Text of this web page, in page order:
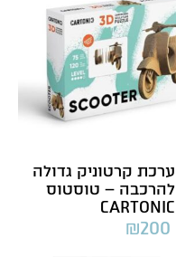
ערכת קרטוניק גדולה
להרכבה – טוסטוס
CARTONIC
₪200